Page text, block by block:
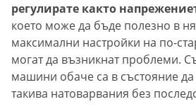
регулирате както
което може да бъде полезно в
максимални настройки на по-
могат да възникнат проблеми.
машини обаче са в състояние
такива натоварвания без